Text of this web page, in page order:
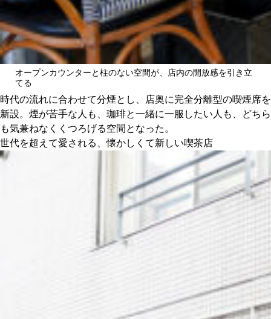
オープンカウンターと柱のない空間が、店内の開放感を引き立
てる
時代の流れに合わせて分煙とし、店奥に完全分離型の喫煙席を
新設。煙が苦手な人も、珈琲と一緒に一服したい人も、どちら
も気兼ねなくくつろげる空間となった。
世代を超えて愛される、懐かしくて新しい喫茶店